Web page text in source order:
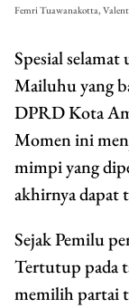
Femri Tuawanakotta,
Spesial
Mailuhu yang
DPRD Kota
Momen ini
mimpi yang
akhirnya dapat
Sejak Pemilu
Tertutup pada
memilih partai